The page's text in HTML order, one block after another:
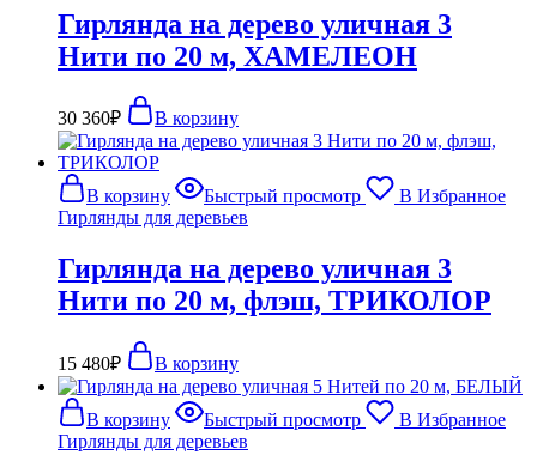
Гирлянда на дерево уличная 3
Нити по 20 м, ХАМЕЛЕОН
30 360₽ В корзину
В корзину Быстрый просмотр
В Избранное
Гирлянды для деревьев
Гирлянда на дерево уличная 3
Нити по 20 м, флэш, ТРИКОЛОР
15 480₽ В корзину
В корзину Быстрый просмотр
В Избранное
Гирлянды для деревьев